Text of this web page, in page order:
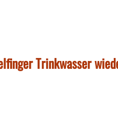
Trinkwasser